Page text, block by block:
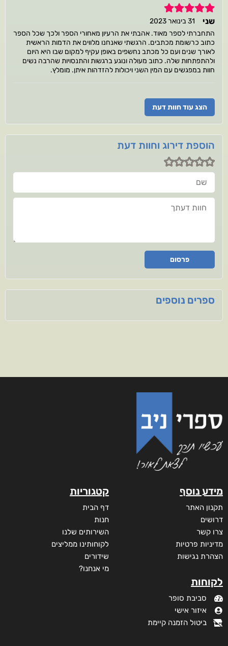
5
שני
31 בינואר 2023
התחברתי לספר מאוד. אהבתי את הרעיון מאחורי הספר ולכך שכל הספר
כתוב כרשומת מכתבים. הרגשתי שאנחנו מלווים את הדמות הראשית
לאורך שנים ועם כל מכתב נחשפים באופן עקיף למקום שבו היא היום
ולהתפתחות שלה. כתוב מעולה ונוגע ברגשות והתנסויות שהרבה נשים
חוות במפגשים עם המין השני ויכולות להזדהות איתן. מומלץ.
הצג עוד חוות דעת
הוספת דירוג וחוות דעת
שם
חוות דעתך
פרסום
ספרים נוספים
מידע נוסף
תקנון האתר
דרושים
צרו קשר
מדיניות פרטיות
הצהרת נגישות
לקוחות
סביבת סופר
איזור אישי
ביטול הזמנה קיימת
קטגוריות
דף הבית
חנות
השירותים שלנו
לקוחותינו ממליצים
שידורים
מי אנחנו?